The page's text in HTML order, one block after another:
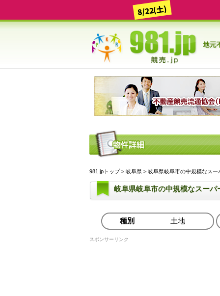
8/22(土)
981.jpトップ> 岐阜県 > 岐阜県岐阜市の中規模なス
岐阜県岐阜市の中規模なスー
種別 土地
スポンサーリンク